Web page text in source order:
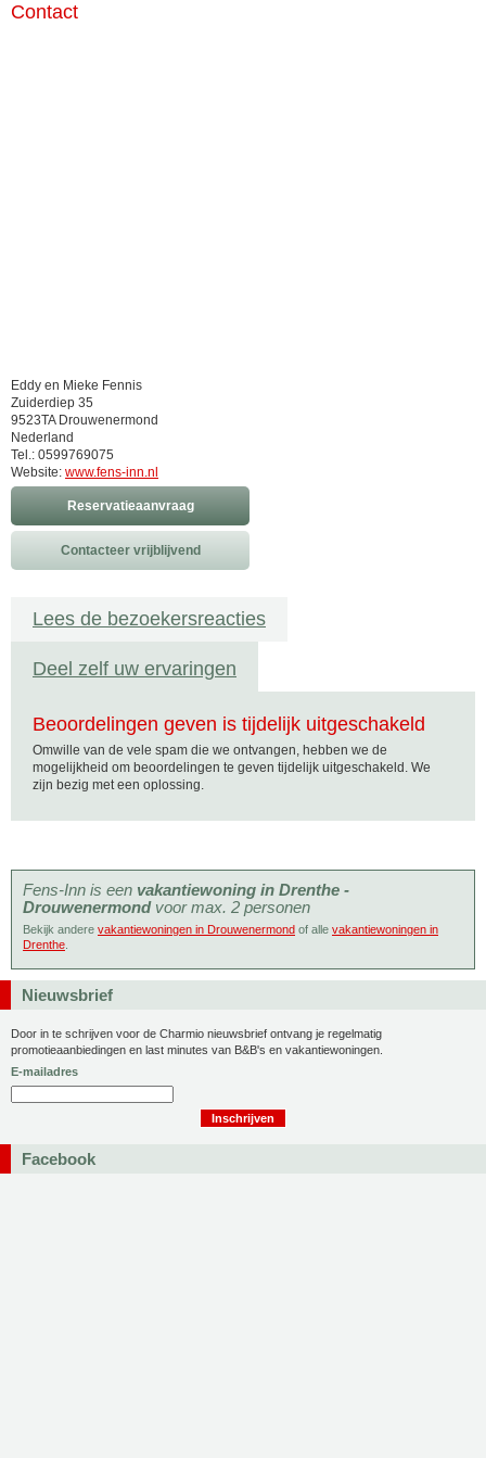
Contact
Eddy en Mieke Fennis
Zuiderdiep 35
9523TA Drouwenermond
Nederland
Tel.: 0599769075
Website: www.fens-inn.nl
Reservatieaanvraag
Contacteer vrijblijvend
Lees de bezoekersreacties
Deel zelf uw ervaringen
Beoordelingen geven is tijdelijk uitgeschakeld
Omwille van de vele spam die we ontvangen, hebben we de
mogelijkheid om beoordelingen te geven tijdelijk uitgeschakeld. We
zijn bezig met een oplossing.
Fens-Inn is een vakantiewoning in Drenthe -
Drouwenermondvoor max. 2 personen
Bekijk andere vakantiewoningen in Drouwenermond of alle vakantiewoningen in
Drenthe
Nieuwsbrief
Door in te schrijven voor de Charmio nieuwsbrief ontvang je regelmatig
promotieaanbiedingen en last minutes van B&B's en vakantiewoningen.
E-mailadres
Facebook